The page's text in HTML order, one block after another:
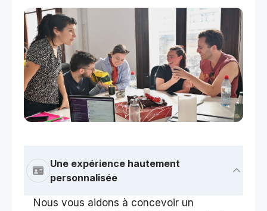
Une expérience hautement
personnalisée
Nous vous aidons à concevoir un